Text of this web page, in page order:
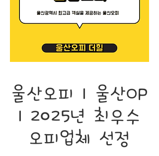
울산오피 | 울산OP
| 2025년 최우수
오피업체 선정